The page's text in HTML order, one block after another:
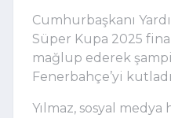
Cumhurbaşkanı
Süper Kupa 2025
mağlup ederek
Fenerbahçe’yi
Yılmaz, sosyal medya